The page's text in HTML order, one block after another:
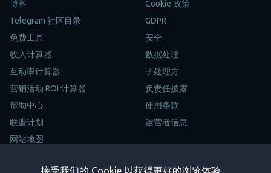
接受我们的 Cookie 以获得更好的浏览体验。
博客
Telegram 社区目录
免费工具
收入计算器
互动率计算器
营销活动 ROI 计算器
帮助中心
联盟计划
网站地图
Cookie 政策
GDPR
安全
数据处理
子处理方
负责任披露
使用条款
运营者信息